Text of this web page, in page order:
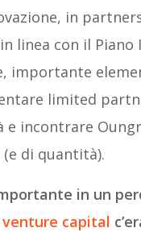
in
linea con il Piano
importante
limited
incontrare
di quantità).
in un
capital